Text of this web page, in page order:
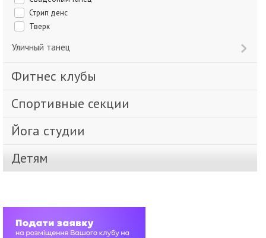
Стрип денс
Тверк
Уличный танец
Фитнес клубы
Спортивные секции
Йога студии
Детям